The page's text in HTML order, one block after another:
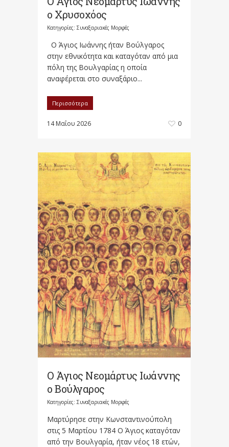
ο Χρυσοχόος
Κατηγορίες: Συναξαριακές Μορφές
Ο Άγιος Ιωάννης ήταν Βούλγαρος
στην εθνικότητα και καταγόταν από μια
πόλη της Βουλγαρίας η οποία
αναφέρεται στο συναξάριο...
Περισσότερα
14 Μαΐου 2026 0
Ο Άγιος Νεομάρτυς Ιωάννης
ο Βούλγαρος
Κατηγορίες: Συναξαριακές Μορφές
Μαρτύρησε στην Κωνσταντινούπολη
στις 5 Μαρτίου 1784 Ο Άγιος καταγόταν
από την Βουλγαρία, ήταν νέος 18 ετών,